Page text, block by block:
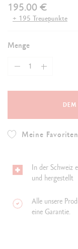
195.00 €
+ 195 Treuepunkte
Menge
Meine
In der Schweiz
und hergestellt
Alle unsere
eine Garantie.